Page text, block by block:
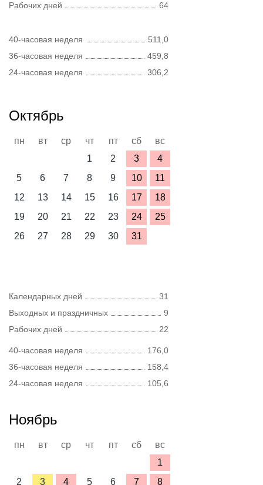
Рабочих дней
64
40-часовая неделя
511,0
36-часовая неделя
459,8
24-часовая неделя
306,2
Октябрь
пн вт ср чт пт сб
вс
1
2 3
4
5
6 7 8 9 10
11
12
13 14 15 16 17
18
19
20 21 22 23 24
25
26
27 28 29 30 31
Календарных дней
31
Выходных и праздничных
9
Рабочих дней
22
40-часовая неделя
176,0
36-часовая неделя
158,4
24-часовая неделя
105,6
Ноябрь
пн вт ср чт пт сб
вс
1
2
3 4 5 6 7 8